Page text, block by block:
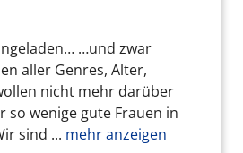
…und zwar
aller Genres, Alter,
nicht mehr darüber
so wenige gute Frauen in
sind ... mehr anzeigen